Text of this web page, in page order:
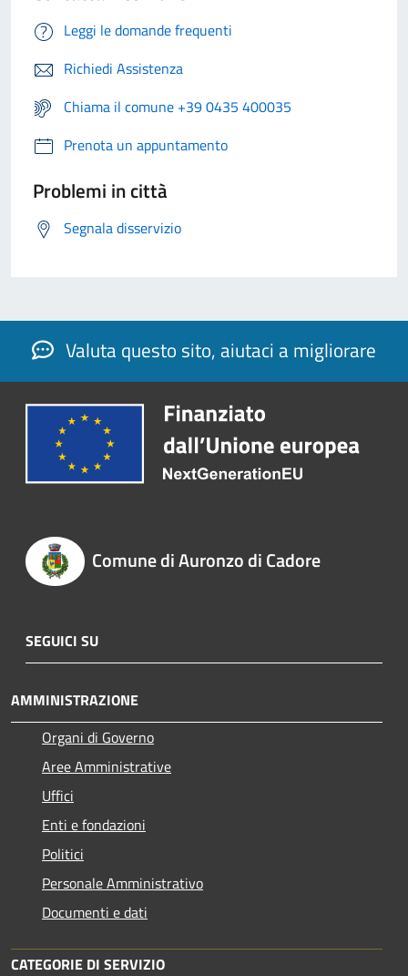
Leggi le domande frequenti
Richiedi Assistenza
Chiama il comune +39 0435 400035
Prenota un appuntamento
Problemi in città
Segnala disservizio
Valuta questo sito, aiutaci a migliorare
Comune di Auronzo di Cadore
SEGUICI SU
AMMINISTRAZIONE
Organi di Governo
Aree Amministrative
Uffici
Enti e fondazioni
Politici
Personale Amministrativo
Documenti e dati
CATEGORIE DI SERVIZIO